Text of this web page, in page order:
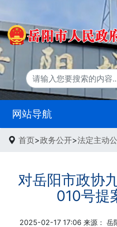
网站导航
首页>政务公开>法定主动
对岳阳市政协
010号提
2025-02-17 17:06 来源： 岳